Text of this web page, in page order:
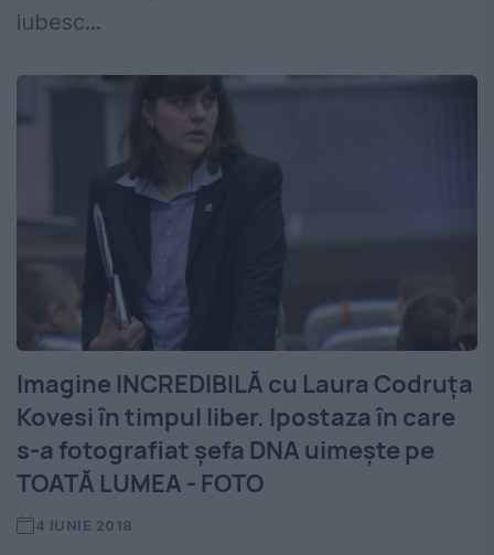
iubesc...
Imagine INCREDIBILĂ cu Laura Codruța
Kovesi în timpul liber. Ipostaza în care
s-a fotografiat șefa DNA uimește pe
TOATĂ LUMEA - FOTO
4 IUNIE 2018